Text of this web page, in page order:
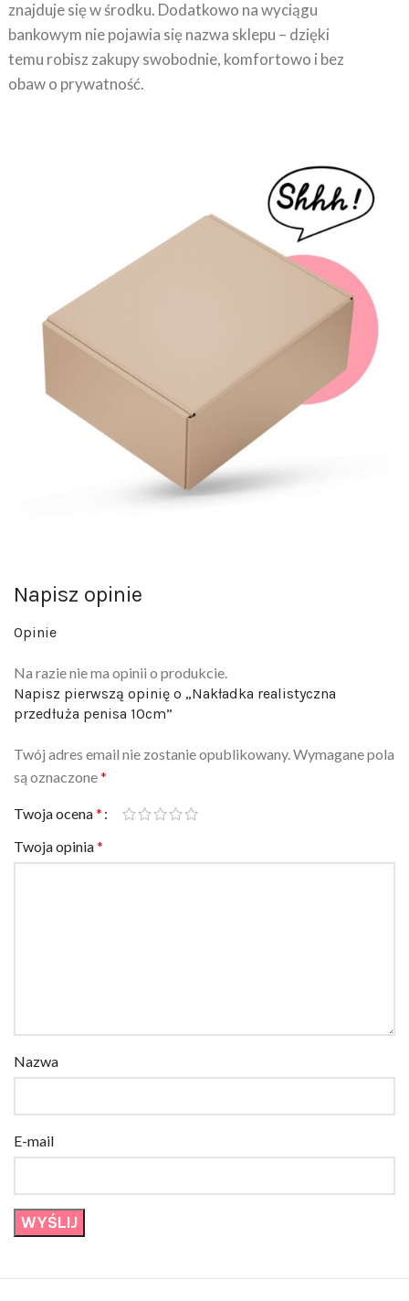
znajduje się w środku. Dodatkowo na wyciągu
bankowym nie pojawia się nazwa sklepu – dzięki
temu robisz zakupy swobodnie, komfortowo i bez
obaw o prywatność.
Napisz opinie
Opinie
Na razie nie ma opinii o produkcie.
Napisz pierwszą opinię o „Nakładka realistyczna
przedłuża penisa 10cm”
Twój adres email nie zostanie opublikowany.Wymagane pola
są oznaczone*
Twoja ocena*
Twoja opinia*
Nazwa
E-mail